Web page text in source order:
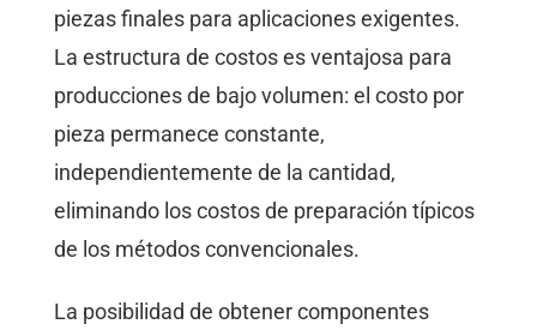
piezas finales para aplicaciones exigentes.
La estructura de costos es ventajosa para
producciones de bajo volumen: el costo por
pieza permanece constante,
independientemente de la cantidad,
eliminando los costos de preparación típicos
de los métodos convencionales.
La posibilidad de obtener componentes